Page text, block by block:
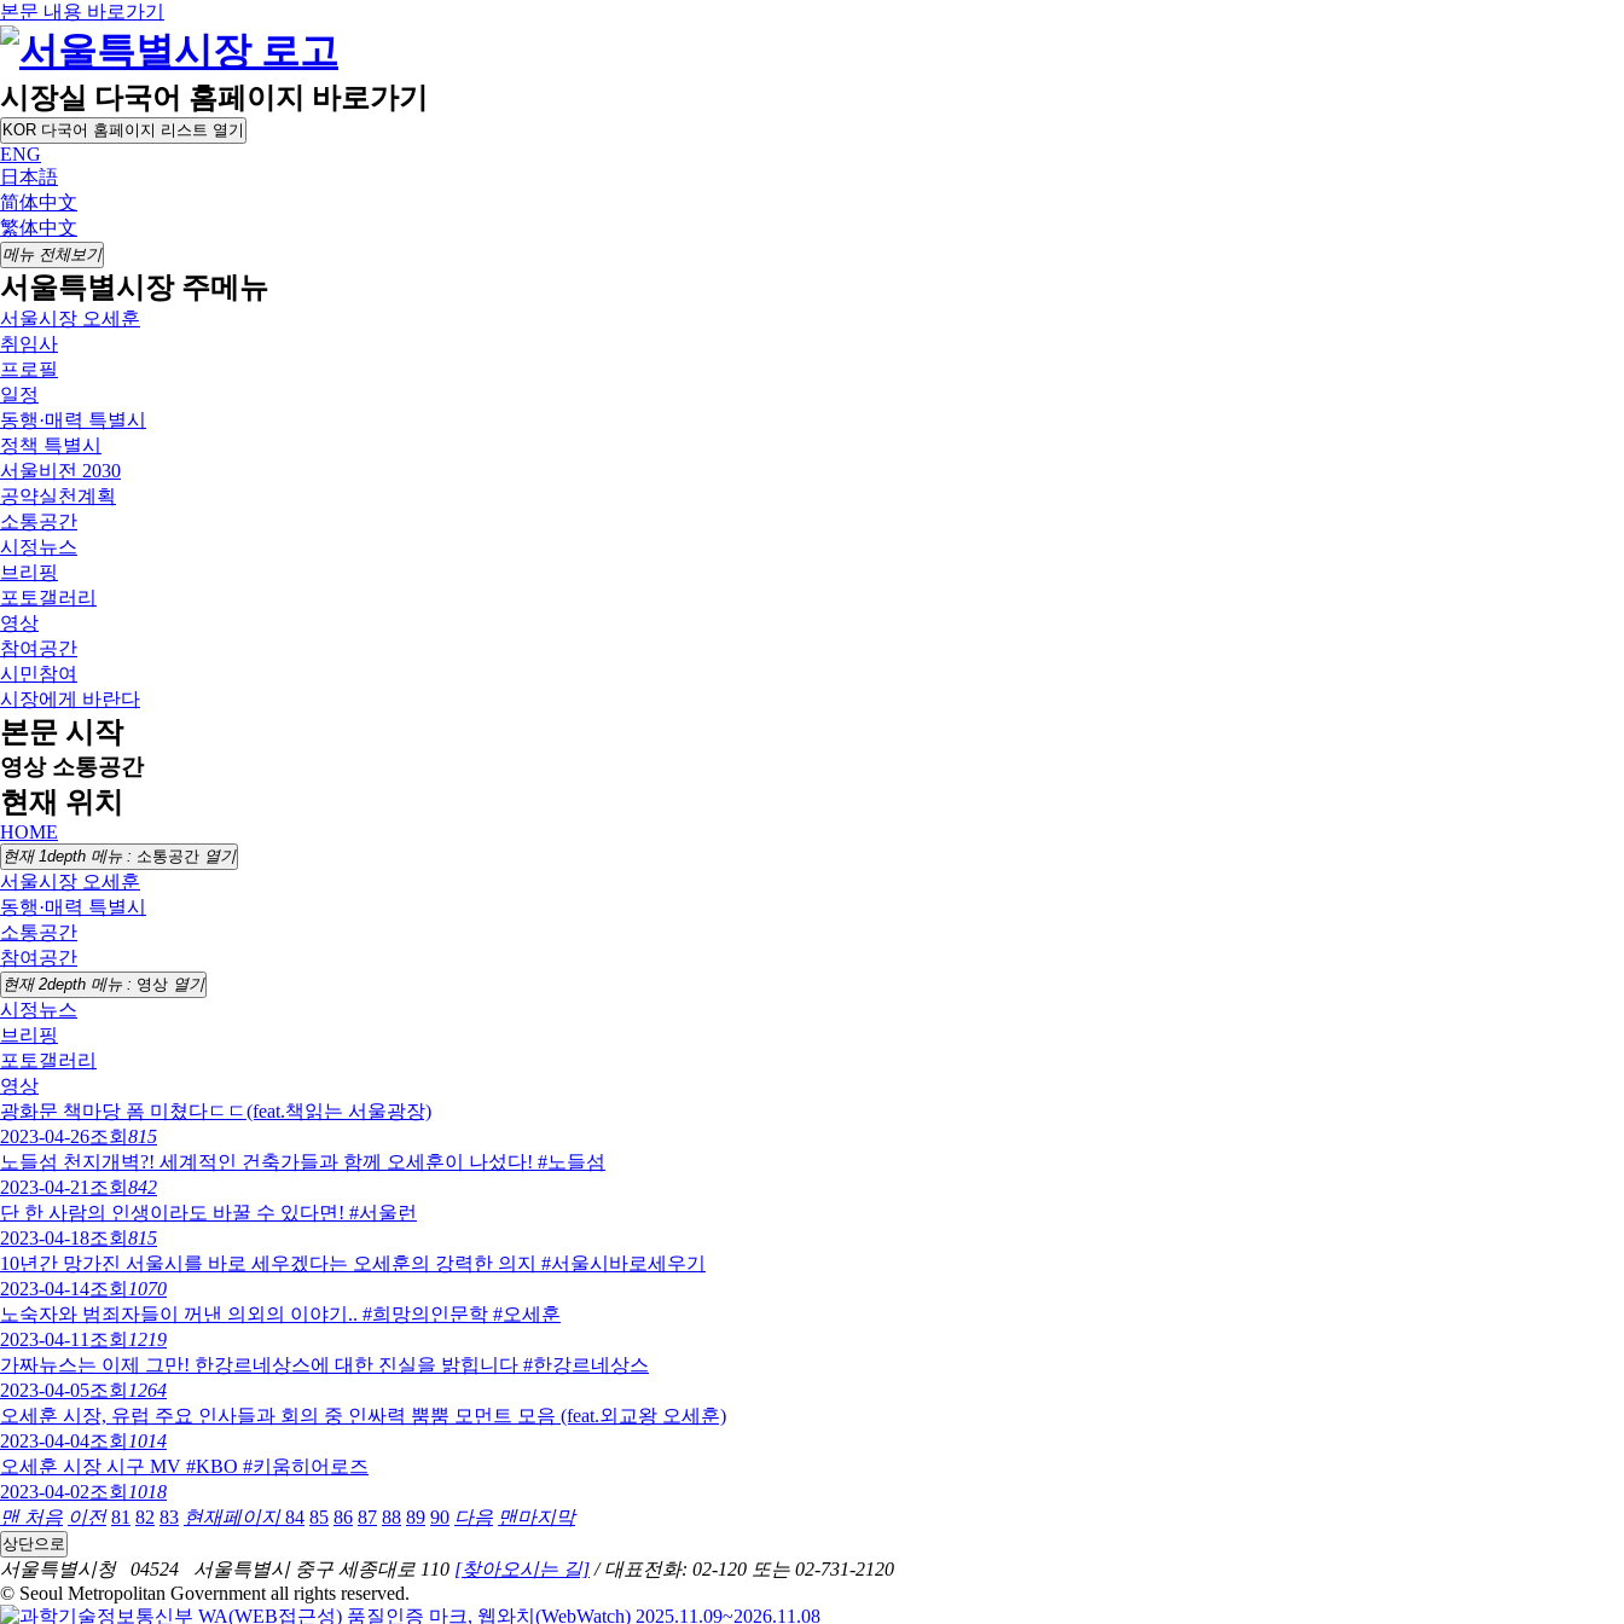
본문 내용 바로가기
시장실 다국어 홈페이지 바로가기
KOR 다국어 홈페이지 리스트 열기
ENG
日本語
简体中文
繁体中文
메뉴 전체보기
서울특별시장 주메뉴
서울시장 오세훈
취임사
프로필
일정
동행·매력 특별시
정책 특별시
서울비전 2030
공약실천계획
소통공간
시정뉴스
브리핑
포토갤러리
영상
참여공간
시민참여
시장에게 바란다
본문 시작
영상 소통공간
현재 위치
HOME
현재 1depth 메뉴 : 소통공간 열기
서울시장 오세훈
동행·매력 특별시
소통공간
참여공간
현재 2depth 메뉴 : 영상 열기
시정뉴스
브리핑
포토갤러리
영상
광화문 책마당 폼 미쳤다ㄷㄷ(feat.책읽는 서울광장)
2023-04-26조회 815
노들섬 천지개벽?! 세계적인 건축가들과 함께 오세훈이 나섰다! #노들섬
2023-04-21 조회 842
단 한 사람의 인생이라도 바꿀 수 있다면! #서울런
2023-04-18조회 815
10년간 망가진 서울시를 바로 세우겠다는 오세훈의 강력한 의지 #서울시바로세우기
2023-04-14조회 1070
노숙자와 범죄자들이 꺼낸 의외의 이야기.. #희망의인문학 #오세훈
2023-04-11 조회 1219
가짜뉴스는 이제 그만! 한강르네상스에 대한 진실을 밝힙니다 #한강르네상스
2023-04-05조회 1264
오세훈 시장, 유럽 주요 인사들과 회의 중 인싸력 뿜뿜 모먼트 모음 (feat.외교왕 오세훈)
2023-04-04조회 1014
오세훈 시장 시구 MV #KBO #키움히어로즈
2023-04-02조회 1018
맨 처음 이전 81 82 83 현재페이지84 85 86 87 88 89 90 다음 맨마지막
상단으로
서울특별시청 04524 서울특별시 중구 세종대로 110 [찾아오시는 길] / 대표전화: 02-120 또는 02-731-2120
© Seoul Metropolitan Government all rights reserved.